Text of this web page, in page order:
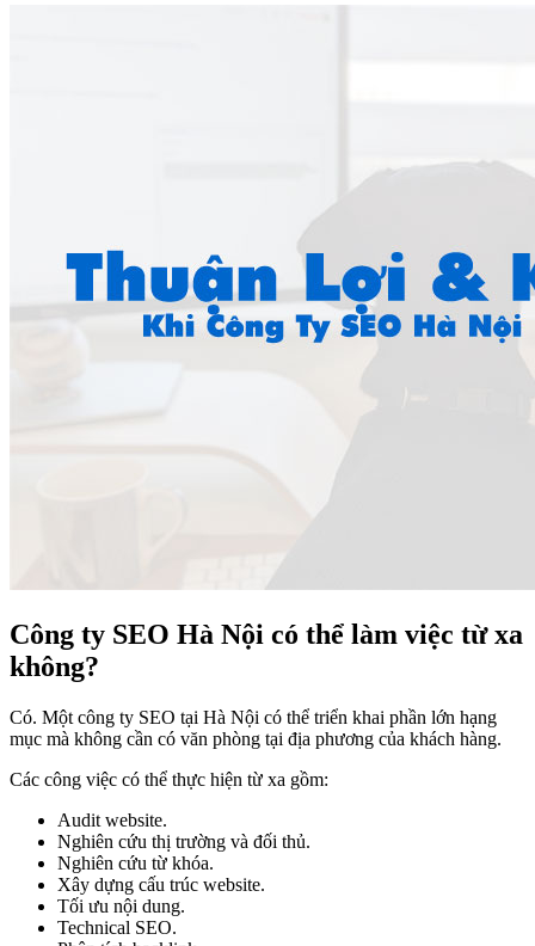
Công ty SEO Hà Nội có thể làm việc từ xa
không?
Có. Một công ty SEO tại Hà Nội có thể triển khai phần lớn hạng
mục mà không cần có văn phòng tại địa phương của khách hàng.
Các công việc có thể thực hiện từ xa gồm:
Audit website.
Nghiên cứu thị trường và đối thủ.
Nghiên cứu từ khóa.
Xây dựng cấu trúc website.
Tối ưu nội dung.
Technical SEO.